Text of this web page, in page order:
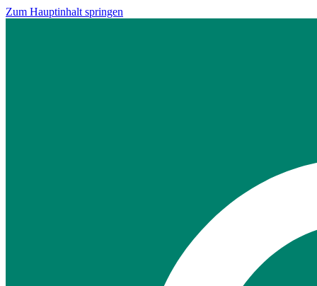
Zum Hauptinhalt springen